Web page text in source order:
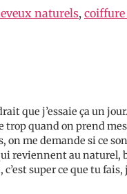
naturels, coiffure
que j’essaie ça un jour.
trop quand on prend
on me demande si ce
reviennent au naturel,
super ce que tu